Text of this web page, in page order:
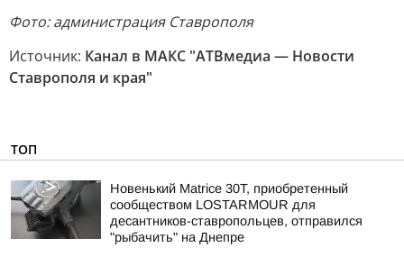
Фото: администрация Ставрополя
Источник: Канал в МАКС "АТВмедиа — Новости
Ставрополя и края"
ТОП
Новенький Matrice 30T, приобретенный
сообществом LOSTARMOUR для
десантников-ставропольцев, отправился
"рыбачить" на Днепре